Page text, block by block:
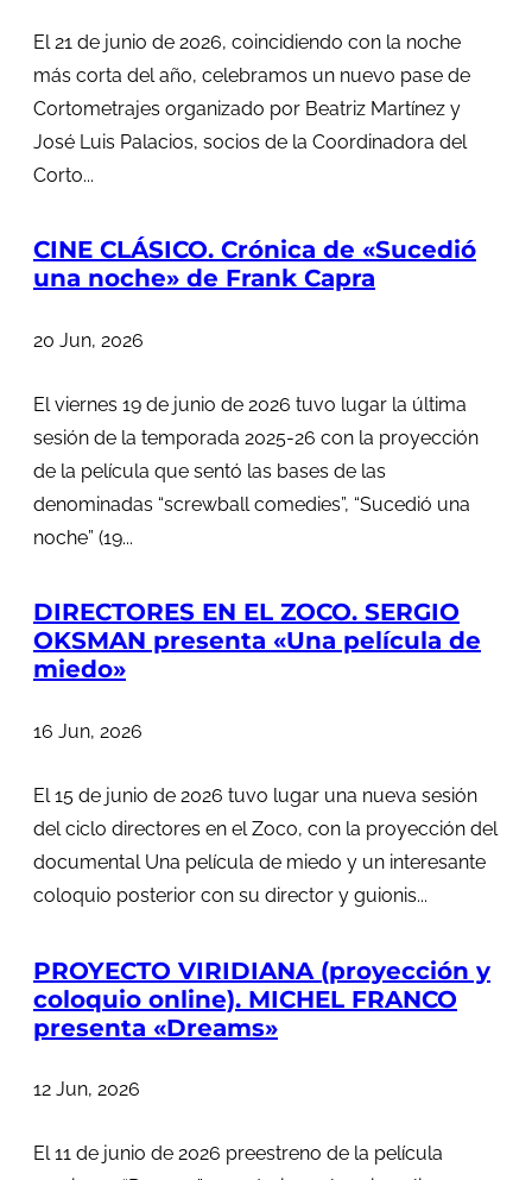
El 21 de junio de 2026, coincidiendo con la noche
más corta del año, celebramos un nuevo pase de
Cortometrajes organizado por Beatriz Martínez y
José Luis Palacios, socios de la Coordinadora del
Corto...
CINE CLÁSICO. Crónica de «Sucedió
una noche» de Frank Capra
20 Jun, 2026
El viernes 19 de junio de 2026 tuvo lugar la última
sesión de la temporada 2025-26 con la proyección
de la película que sentó las bases de las
denominadas “screwball comedies”, “Sucedió una
noche” (19...
DIRECTORES EN EL ZOCO. SERGIO
OKSMAN presenta «Una película de
miedo»
16 Jun, 2026
El 15 de junio de 2026 tuvo lugar una nueva sesión
del ciclo directores en el Zoco, con la proyección del
documental Una película de miedo y un interesante
coloquio posterior con su director y guionis...
PROYECTO VIRIDIANA (proyección y
coloquio online). MICHEL FRANCO
presenta «Dreams»
12 Jun, 2026
El 11 de junio de 2026 preestreno de la película